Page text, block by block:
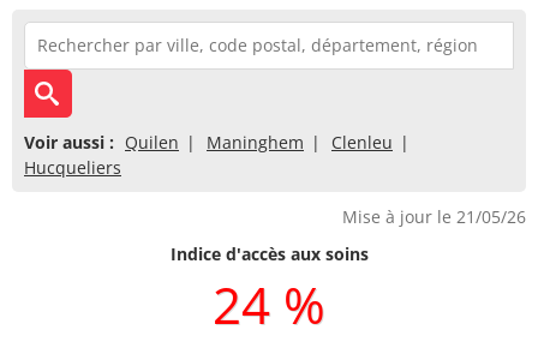
Voir aussi : Quilen Maninghem
Clenleu
Hucqueliers
Mise à jour le 21/05/26
Indice d'accès aux soins
24 %